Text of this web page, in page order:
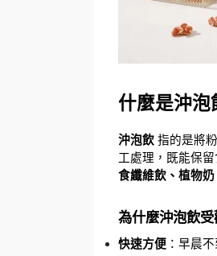
什麼是沖泡
沖泡飲 指的是將
工處理，既能保
食纖維飲、植物奶
為什麼沖泡飲受
快速方便 ：早晨